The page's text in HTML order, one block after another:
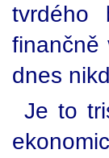
tvrdého
finančně
dnes
Je to